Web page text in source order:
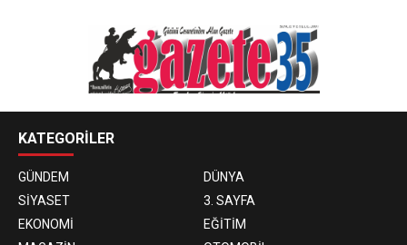
KATEGORİLER
GÜNDEM
DÜNYA
SİYASET
3. SAYFA
EKONOMİ
EĞİTİM